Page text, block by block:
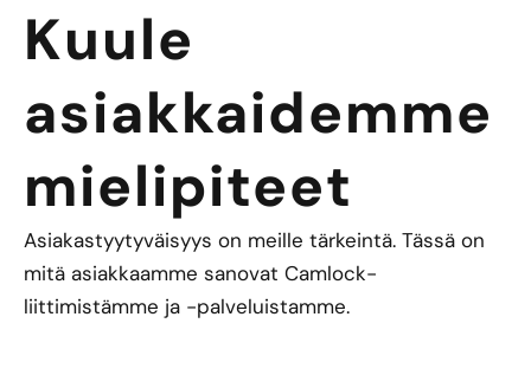
Kuule
asiakkaidemme
mielipiteet
Asiakastyytyväisyys on meille tärkeintä. Tässä on
mitä asiakkaamme sanovat Camlock-
liittimistämme ja -palveluistamme.